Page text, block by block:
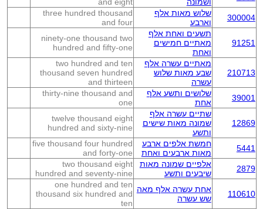
300004
שלוש מאות אלף
וארבע
three hundred thousand
and four
91251
תשעים ואחת אלף
מאתיים חמישים
ואחת
ninety-one thousand two
hundred and fifty-one
210713
מאתיים עשרה אלף
שבע מאות שלוש
עשרה
two hundred and ten
thousand seven hundred
and thirteen
39001
שלושים ותשע אלף
אחת
thirty-nine thousand and
one
12869
שתיים עשרה אלף
שמונה מאות שישים
ותשע
twelve thousand eight
hundred and sixty-nine
5441
חמשת אלפים ארבע
מאות ארבעים ואחת
five thousand four hundred
and forty-one
2879
אלפיים שמונה מאות
שיבעים ותשע
two thousand eight
hundred and seventy-nine
110610
אחת עשרה אלף מאה
שש עשרה
one hundred and ten
thousand six hundred and
ten